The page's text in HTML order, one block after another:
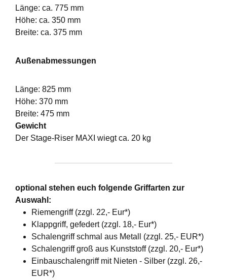
Länge: ca. 775 mm
Höhe: ca. 350 mm
Breite: ca. 375 mm
Außenabmessungen
Länge: 825 mm
Höhe: 370 mm
Breite: 475 mm
Gewicht
Der Stage-Riser MAXI wiegt ca. 20 kg
optional stehen euch folgende Griffarten zur
Auswahl:
Riemengriff (zzgl. 22,- Eur*)
Klappgriff, gefedert (zzgl. 18,- Eur*)
Schalengriff schmal aus Metall (zzgl. 25,- EUR*)
Schalengriff groß aus Kunststoff (zzgl. 20,- Eur*)
Einbauschalengriff mit Nieten - Silber (zzgl. 26,-
EUR*)